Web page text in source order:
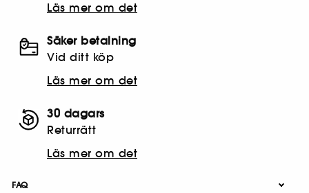
Läs mer om det
Säker betalning
Vid ditt köp
Läs mer om det
30 dagars
Returrätt
Läs mer om det
FAQ